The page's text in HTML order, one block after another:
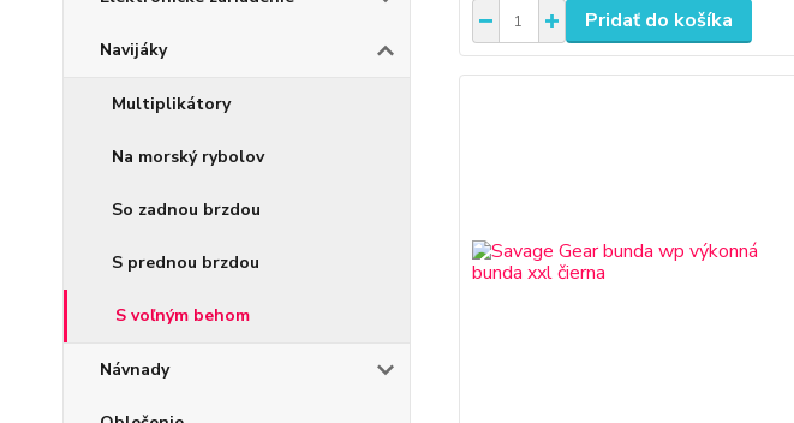
Navijáky
Multiplikátory
Na morský rybolov
So zadnou brzdou
S prednou brzdou
S voľným behom
Návnady
Pridať do košíka